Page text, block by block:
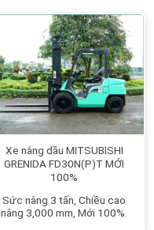
Xe nâng dầu MITSUBISHI
GRENIDA FD30N(P)T MỚI
100%
Sức nâng 3 tấn, Chiều cao
nâng 3,000 mm, Mới 100%.